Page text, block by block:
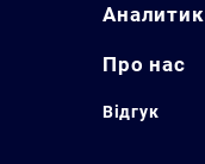
Про нас
Відгук